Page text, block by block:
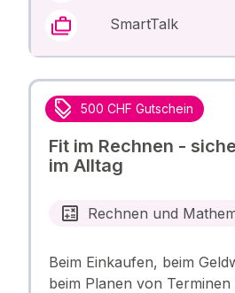
SmartTalk
500 CHF Gutschein
Fit im Rechnen -
im Alltag
Rechnen und
Beim Einkaufen, beim
beim Planen von